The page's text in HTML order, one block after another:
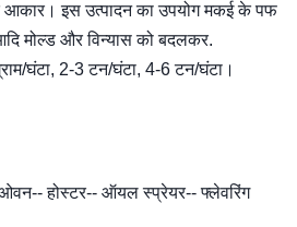
आकार। इस उत्पादन का उपयोग मकई के पफ
मोल्ड और विन्यास को बदलकर.
घंटा, 2-3 टन/घंटा, 4-6 टन/घंटा।
होस्टर-- ऑयल स्प्रेयर-- फ्लेवरिंग